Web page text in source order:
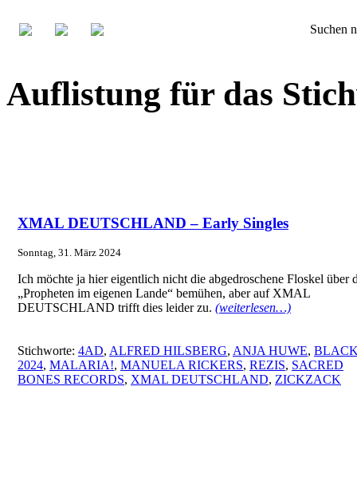
Suchen
Auflistung für das
XMAL DEUTSCHLAND – Early Singles
Sonntag, 31. März 2024
Ich möchte ja hier eigentlich nicht die abgedroschene Floskel über
„Propheten im eigenen Lande“ bemühen, aber auf XMAL
DEUTSCHLAND trifft dies leider zu. (weiterlesen…)
Stichworte: 4AD, ALFRED HILSBERG, ANJA HUWE,
2024, MALARIA!, MANUELA RICKERS, REZIS, SACRED
BONES RECORDS, XMAL DEUTSCHLAND, ZICKZACK